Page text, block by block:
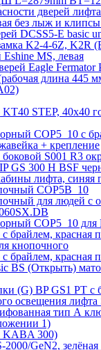
дверей лифта
без лыж и
DCSS5-E basic
K2-4-6Z, K2R
MS, левая
Eagle Fermator
длина 445
STEP, 40х40
COP5_10 с
+ крепление
S001 R3
GS 300 H BSF
лифта, синяя
COP5B_10
для людей с
COP5_10 для
брайлем, красная
кнопочного
брайлем, красная
BS (Открыть)
(G) BP GS1 PT с
освещения лифта
тип А
1)
KABA 300)
GeN2, зелёная